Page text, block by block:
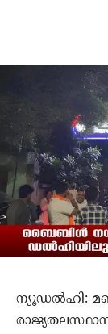
ന്യൂഡല്‍ഹി: